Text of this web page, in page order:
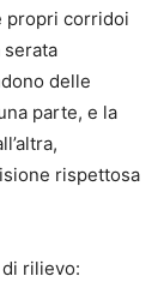
propri corridoi
delle
parte, e la
rispettosa
rilievo: